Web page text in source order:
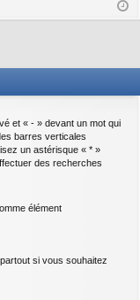
cri
et « - » devant un mot qui
barres verticales
un astérisque « * »
des recherches
élément
si vous souhaitez